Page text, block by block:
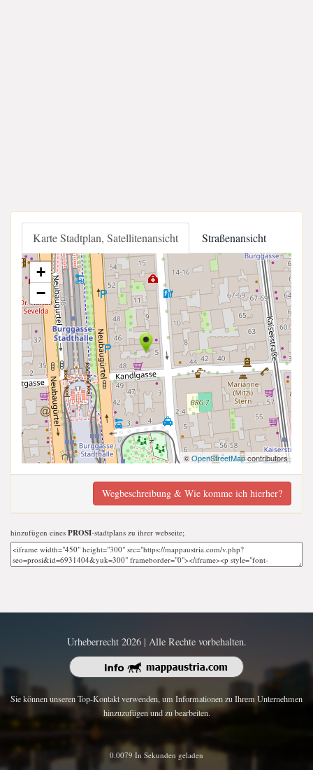
Karte Stadtplan, Satellitenansicht Straßenansicht
+
−
©OpenStreetMapcontributors
Wegbeschreibung & Wie komme ich hierher?
hinzufügen eines PROSI-stadtplans zu ihrer webseite;
Urheberrecht 2026 | Alle Rechte vorbehalten.
Sie können unseren Top-Kontakt verwenden, um Informationen zu Ihrem Unternehmen
hinzuzufügen und zu bearbeiten.
0.0079 In Sekunden geladen